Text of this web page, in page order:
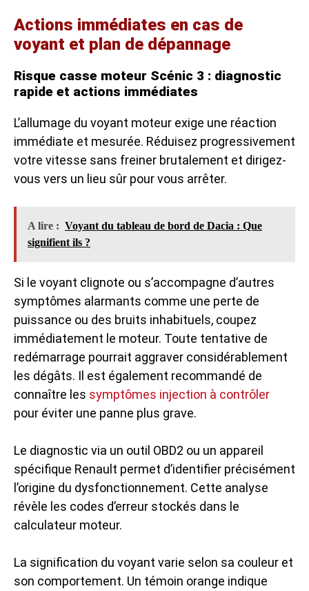
Actions immédiates en cas de
voyant et plan de dépannage
Risque casse moteur Scénic 3 : diagnostic
rapide et actions immédiates
L’allumage du voyant moteur exige une réaction
immédiate et mesurée. Réduisez progressivement
votre vitesse sans freiner brutalement et dirigez-
vous vers un lieu sûr pour vous arrêter.
A lire : Voyant du tableau de bord de Dacia : Que
signifient ils ?
Si le voyant clignote ou s’accompagne d’autres
symptômes alarmants comme une perte de
puissance ou des bruits inhabituels, coupez
immédiatement le moteur. Toute tentative de
redémarrage pourrait aggraver considérablement
les dégâts. Il est également recommandé de
connaître les symptômes injection à contrôler
pour éviter une panne plus grave.
Le diagnostic via un outil OBD2 ou un appareil
spécifique Renault permet d’identifier précisément
l’origine du dysfonctionnement. Cette analyse
révèle les codes d’erreur stockés dans le
calculateur moteur.
La signification du voyant varie selon sa couleur et
son comportement. Un témoin orange indique